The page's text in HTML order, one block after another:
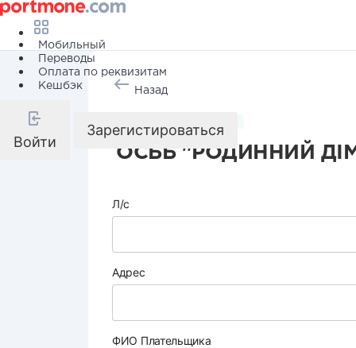
Мобильный
Переводы
Оплата по реквизитам
Кешбэк
Войти
Зарегистироваться
Назад
ОСББ "РОДИННИЙ
Л/с
Адрес
ФИО Плательщика